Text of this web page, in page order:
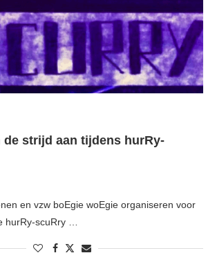
de strijd aan tijdens hurRy-
en vzw boEgie woEgie organiseren voor
hurRy-scuRry …